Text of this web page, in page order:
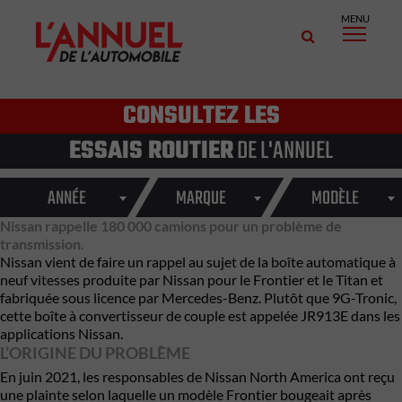
MENU
CONSULTEZ LES
ESSAIS ROUTIERDE L'ANNUEL
ANNÉE MARQUE MODÈLE
Nissan rappelle 180 000 camions pour un problème de
transmission.
Nissan vient de faire un rappel au sujet de la boîte automatique à
neuf vitesses produite par Nissan pour le Frontier et le Titan et
fabriquée sous licence par Mercedes-Benz. Plutôt que 9G-Tronic,
cette boîte à convertisseur de couple est appelée JR913E dans les
applications Nissan.
L’ORIGINE DU PROBLÈME
En juin 2021, les responsables de Nissan North America ont reçu
une plainte selon laquelle un modèle Frontier bougeait après